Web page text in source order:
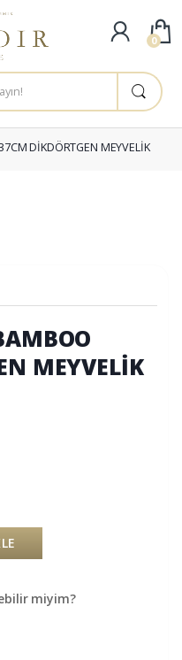
DİKDÖRTGEN MEYVELİK
MEYVELİK
miyim?
0